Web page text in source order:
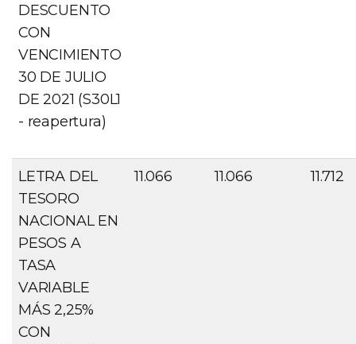
DESCUENTO
CON
VENCIMIENTO
30 DE JULIO
DE 2021 (S30L1
- reapertura)
LETRA DEL
TESORO
NACIONAL EN
PESOS A
TASA
VARIABLE
MÁS 2,25%
CON
11.066 11.066 11.712